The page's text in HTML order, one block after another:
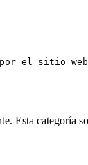
el sitio
Esta